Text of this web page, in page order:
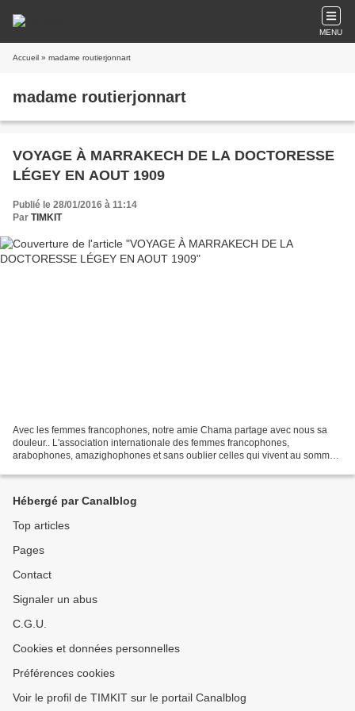
MENU
Accueil » madame routierjonnart
madame routierjonnart
VOYAGE À MARRAKECH DE LA DOCTORESSE
LÉGEY EN AOUT 1909
Publié le 28/01/2016 à 11:14
Par TIMKIT
Avec les femmes francophones, notre amie Chama partage avec nous sa
douleur.. L'association internationale des femmes francophones,
arabophones, amazighophones et sans oublier celles qui vivent au sommet
Hébergé par Canalblog
Top articles
Pages
Contact
Signaler un abus
C.G.U.
Cookies et données personnelles
Préférences cookies
Voir le profil de TIMKIT sur le portail Canalblog